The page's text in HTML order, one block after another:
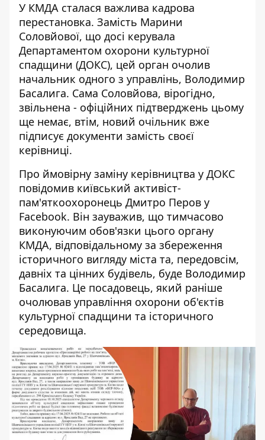
У КМДА сталася важлива кадрова
перестановка. Замість Марини
Соловйової, що досі керувала
Департаментом охорони культурної
спадщини (ДОКС), цей орган очолив
начальник одного з управлінь, Володимир
Басалига. Сама Соловйова, вірогідно,
звільнена - офіційних підтверджень цьому
ще немає, втім, новий очільник вже
підписує документи замість своєї
керівниці.
Про ймовірну заміну керівництва у ДОКС
повідомив київський активіст-
пам'яткоохоронець Дмитро Перов у
Facebook. Він зауважив, що тимчасово
виконуючим обов'язки цього органу
КМДА, відповідальному за збереження
історичного вигляду міста та, передовсім,
давніх та цінних будівель, буде Володимир
Басалига. Це посадовець, який раніше
очолював управління охорони об'єктів
культурної спадщини та історичного
середовища.